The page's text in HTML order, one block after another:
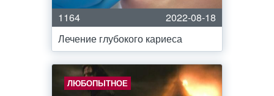
1164
2022-08-18
Лечение глубокого кариеса
ЛЮБОПЫТНОЕ